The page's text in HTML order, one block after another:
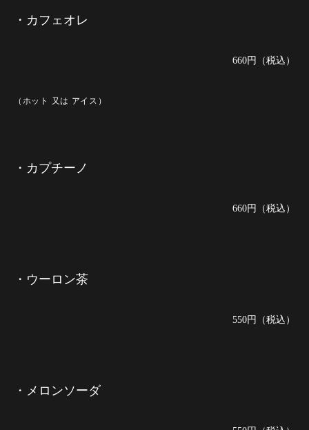
・カフェオレ
660円（税込）
（ホット 又は アイス）
・カプチーノ
660円（税込）
・ウーロン茶
550円（税込）
・メロンソーダ